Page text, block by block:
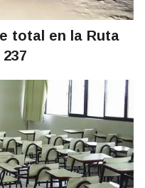
total en la Ruta